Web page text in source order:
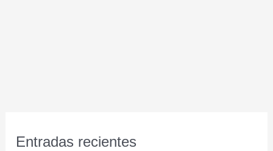
Entradas recientes